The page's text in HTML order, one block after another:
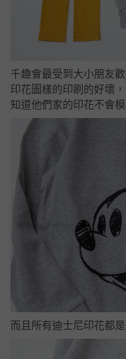
千趣會最受到大小朋友
印花圖樣的印刷的好壞
知道他們家的印花不會模
而且所有迪士尼印花都